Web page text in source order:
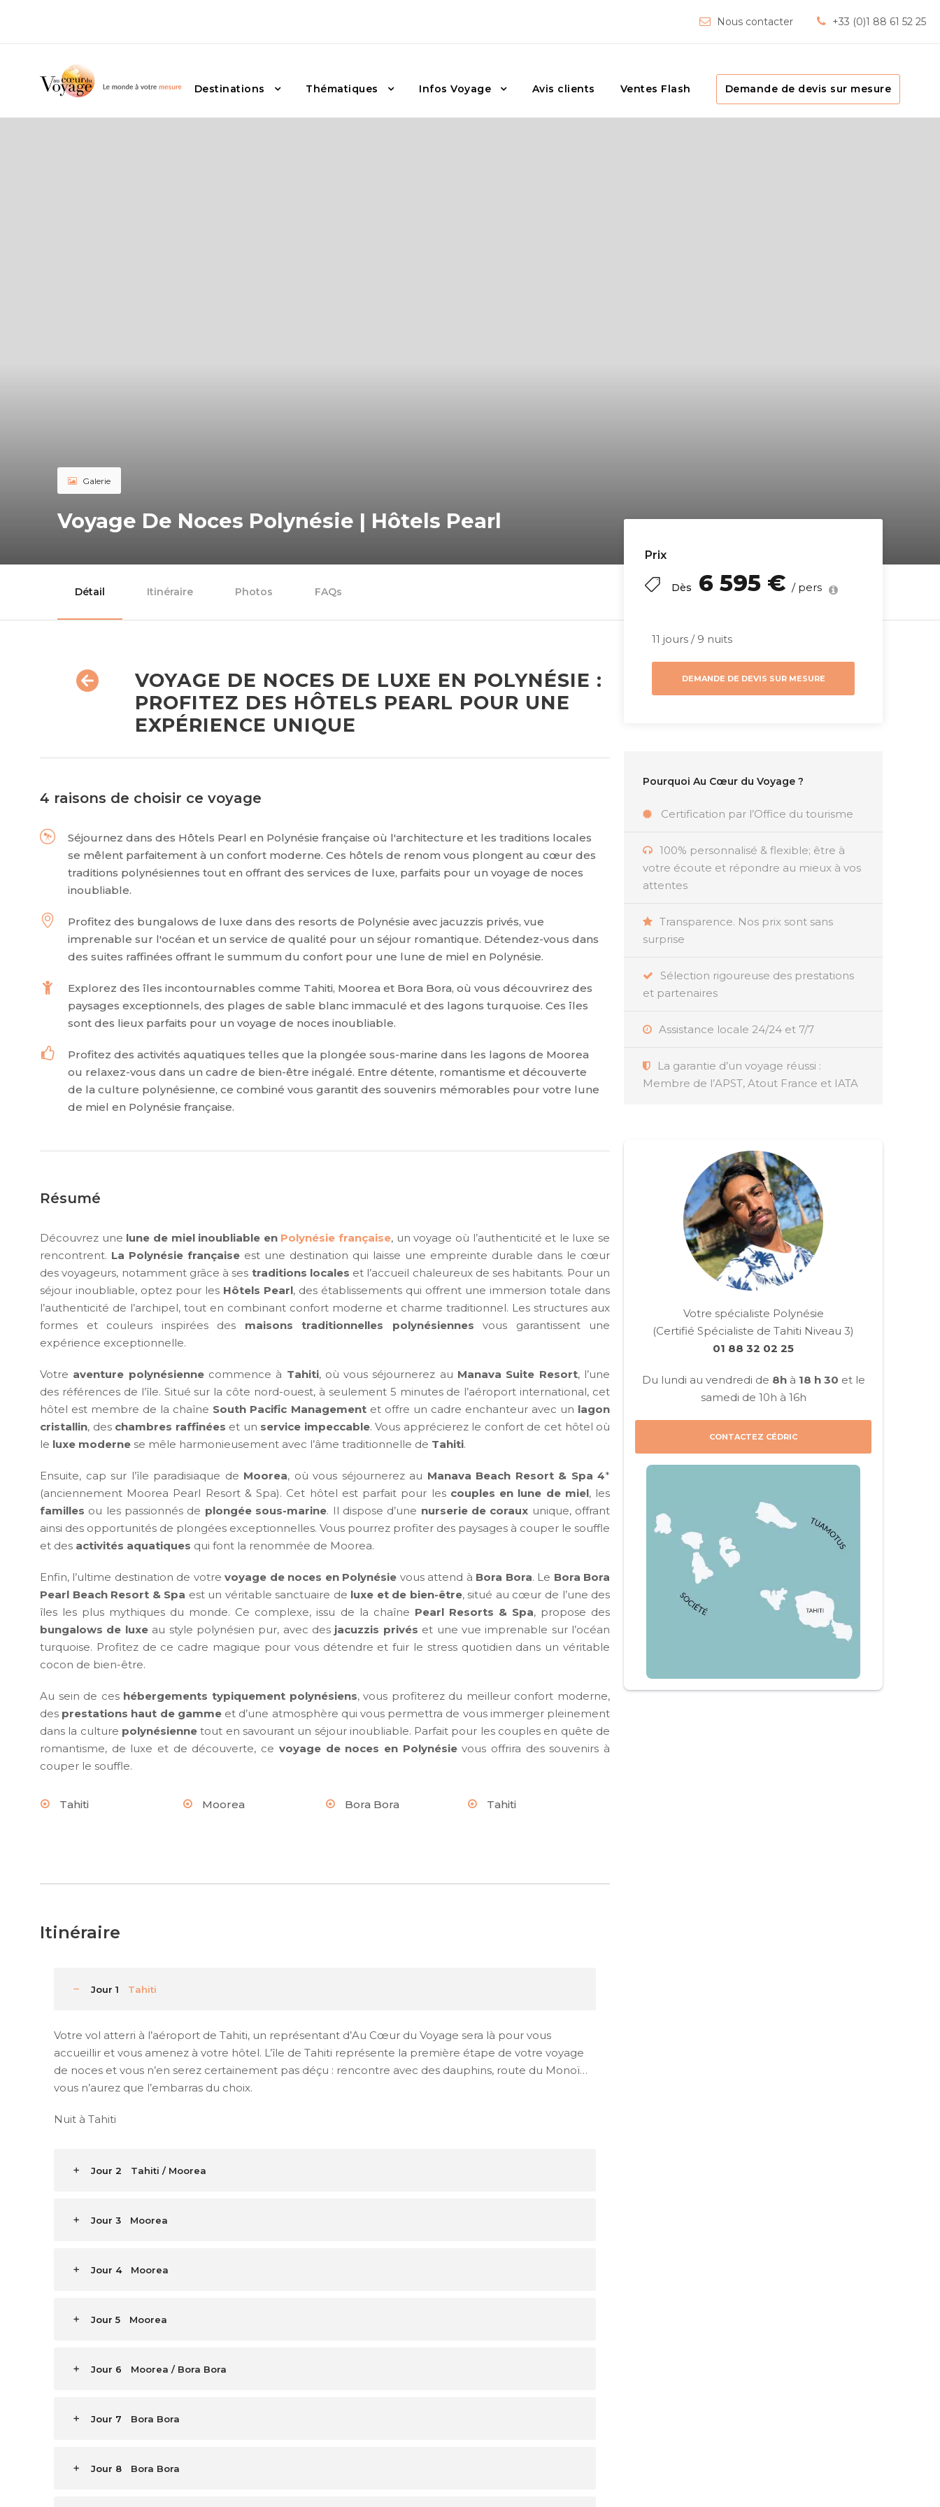
Nous contacter +33 (0)1 88 61 52 25
Destinations Thématiques Infos Voyage Avis clients Ventes Flash Demande de devis sur mesure
Galerie
Voyage De Noces Polynésie | Hôtels Pearl
Prix
Dès 6 595 € / pers
11 jours / 9 nuits
DEMANDE DE DEVIS SUR MESURE
Pourquoi Au Cœur du Voyage ?
Certification par l’Office du tourisme
100% personnalisé & flexible; être à
votre écoute et répondre au mieux à vos
attentes
Transparence. Nos prix sont sans
surprise
Sélection rigoureuse des prestations
et partenaires
Assistance locale 24/24 et 7/7
La garantie d’un voyage réussi :
Membre de l’APST, Atout France et IATA
Votre spécialiste Polynésie
(Certifié Spécialiste de Tahiti Niveau 3)
01 88 32 02 25
Du lundi au vendredi de 8hà 18 h 30 et le
samedi de 10h à 16h
CONTACTEZ CÉDRIC
Détail Itinéraire Photos FAQs
VOYAGE DE NOCES DE LUXE EN POLYNÉSIE :
PROFITEZ DES HÔTELS PEARL POUR UNE
EXPÉRIENCE UNIQUE
4 raisons de choisir ce voyage
Séjournez dans des Hôtels Pearl en Polynésie française où l'architecture et les traditions locales
se mêlent parfaitement à un confort moderne. Ces hôtels de renom vous plongent au cœur des
traditions polynésiennes tout en offrant des services de luxe, parfaits pour un voyage de noces
inoubliable.
Profitez des bungalows de luxe dans des resorts de Polynésie avec jacuzzis privés, vue
imprenable sur l'océan et un service de qualité pour un séjour romantique. Détendez-vous dans
des suites raffinées offrant le summum du confort pour une lune de miel en Polynésie.
Explorez des îles incontournables comme Tahiti, Moorea et Bora Bora, où vous découvrirez des
paysages exceptionnels, des plages de sable blanc immaculé et des lagons turquoise. Ces îles
sont des lieux parfaits pour un voyage de noces inoubliable.
Profitez des activités aquatiques telles que la plongée sous-marine dans les lagons de Moorea
ou relaxez-vous dans un cadre de bien-être inégalé. Entre détente, romantisme et découverte
de la culture polynésienne, ce combiné vous garantit des souvenirs mémorables pour votre lune
de miel en Polynésie française.
Résumé
Découvrez une lune de miel inoubliable en Polynésie française, un voyage où l’authenticité et le luxe se
rencontrent. La Polynésie française est une destination qui laisse une empreinte durable dans le cœur
des voyageurs, notamment grâce à ses traditions locales et l’accueil chaleureux de ses habitants. Pour un
séjour inoubliable, optez pour les Hôtels Pearl, des établissements qui offrent une immersion totale dans
l’authenticité de l’archipel, tout en combinant confort moderne et charme traditionnel. Les structures aux
formes et couleurs inspirées des maisons traditionnelles polynésiennes vous garantissent une
expérience exceptionnelle.
Votre aventure polynésiennecommence à Tahiti, où vous séjournerez au Manava Suite Resort, l’une
des références de l’île. Situé sur la côte nord-ouest, à seulement 5 minutes de l’aéroport international, cet
hôtel est membre de la chaîne South Pacific Managementet offre un cadre enchanteur avec un lagon
cristallin, des chambres raffinées et un service impeccable. Vous apprécierez le confort de cet hôtel où
le luxe moderne se mêle harmonieusement avec l’âme traditionnelle de Tahiti.
Ensuite, cap sur l’île paradisiaque de Moorea, où vous séjournerez au Manava Beach Resort & Spa 4*
(anciennement Moorea Pearl Resort & Spa). Cet hôtel est parfait pour les couples en lune de miel, les
familles ou les passionnés de plongée sous-marine. Il dispose d’une nurserie de coraux unique, offrant
ainsi des opportunités de plongées exceptionnelles. Vous pourrez profiter des paysages à couper le souffle
et des activités aquatiques qui font la renommée de Moorea.
Enfin, l’ultime destination de votrevoyage de noces en Polynésie vous attend à Bora Bora. Le Bora Bora
Pearl Beach Resort & Spa est un véritable sanctuaire de luxe et de bien-être, situé au cœur de l’une des
îles les plus mythiques du monde. Ce complexe, issu de la chaîne Pearl Resorts & Spa, propose des
bungalows de luxeau style polynésien pur, avec des jacuzzis privés et une vue imprenable sur l’océan
turquoise. Profitez de ce cadre magique pour vous détendre et fuir le stress quotidien dans un véritable
cocon de bien-être.
Au sein de ces hébergements typiquement polynésiens, vous profiterez du meilleur confort moderne,
des prestations haut de gammeet d’une atmosphère qui vous permettra de vous immerger pleinement
dans la culture polynésiennetout en savourant un séjour inoubliable. Parfait pour les couples en quête de
romantisme, de luxe et de découverte, ce voyage de noces en Polynésievous offrira des souvenirs à
couper le souffle.
Tahiti Moorea Bora Bora Tahiti
Itinéraire
Jour 1 Tahiti
Votre vol atterri à l’aéroport de Tahiti, un représentant d’Au Cœur du Voyage sera là pour vous
accueillir et vous amenez à votre hôtel. L’île de Tahiti représente la première étape de votre voyage
de noces et vous n’en serez certainement pas déçu : rencontre avec des dauphins, route du Monoï…
vous n’aurez que l’embarras du choix.
Nuit à Tahiti
Jour 2 Tahiti / Moorea
Jour 3 Moorea
Jour 4 Moorea
Jour 5 Moorea
Jour 6 Moorea / Bora Bora
Jour 7 Bora Bora
Jour 8 Bora Bora